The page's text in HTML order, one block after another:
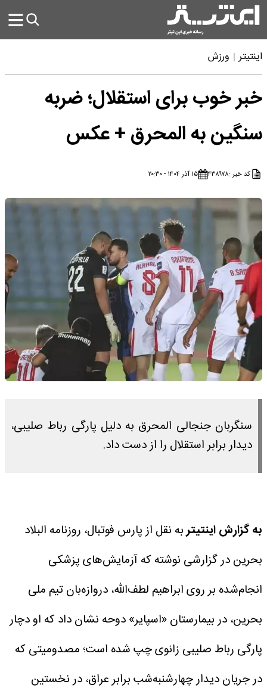
اینتیتر ورزش
خبر خوب برای استقلال؛ ضربه
سنگین به المحرق + عکس
کد خبر :۴۳۸۹۷۸ ۱۵ آذر ۱۴۰۴ - ۲۰:۳۰
سنگربان جنجالی المحرق به دلیل پارگی رباط صلیبی،
دیدار برابر استقلال را از دست داد.
به گزارش اینتیتربه نقل از پارس فوتبال، روزنامه البلاد
بحرین در گزارشی نوشته که آزمایش‌های پزشکی
انجام‌شده بر روی ابراهیم لطف‌الله، دروازه‌بان تیم ملی
بحرین، در بیمارستان «اسپایر» دوحه نشان داد که او دچار
پارگی رباط صلیبی زانوی چپ شده است؛ مصدومیتی که
در جریان دیدار چهارشنبه‌شب برابر عراق، در نخستین